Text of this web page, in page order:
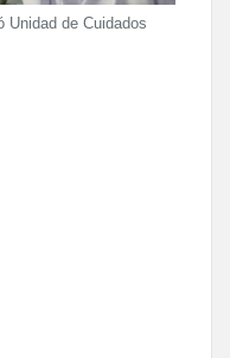
Unidad de Cuidados